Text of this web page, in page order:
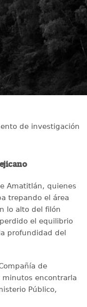
de investigación
Amatitlán, quienes
trepando el área
lo alto del filón
el equilibrio
profundidad del
de
minutos encontrarla
Público,